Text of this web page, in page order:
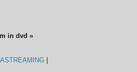
in dvd »